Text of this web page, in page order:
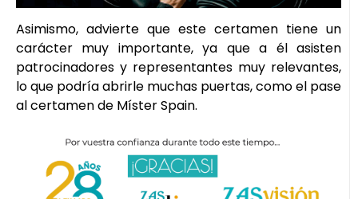
Asimismo, advierte que este certamen tiene un
carácter muy importante, ya que a él asisten
patrocinadores y representantes muy relevantes,
lo que podría abrirle muchas puertas, como el pase
al certamen de Míster Spain.